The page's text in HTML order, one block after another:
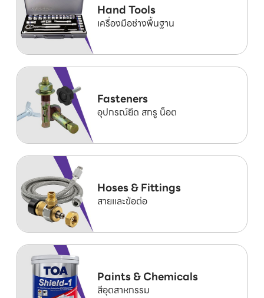
Hand Tools
เครื่องมือช่างพื้นฐาน
Fasteners
อุปกรณ์ยึด สกรู น็อต
Hoses & Fittings
สายและข้อต่อ
Paints & Chemicals
สีอุตสาหกรรม